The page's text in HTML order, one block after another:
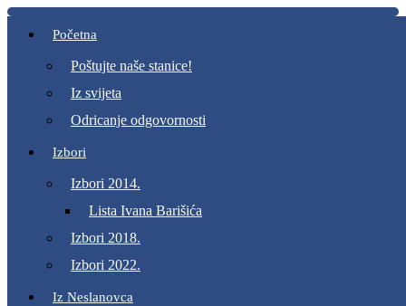
Početna
Poštujte naše stanice!
Iz svijeta
Odricanje odgovornosti
Izbori
Izbori 2014.
Lista Ivana Barišića
Izbori 2018.
Izbori 2022.
Iz Neslanovca